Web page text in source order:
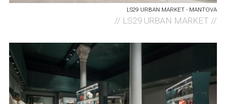
LS29 URBAN MARKET - MANTOVA
// LS29 URBAN MARKET //